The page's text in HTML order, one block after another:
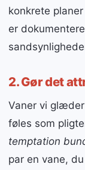
konkrete
er
2. Gør det
Vaner vi
føles som
temptation
par en vane, du